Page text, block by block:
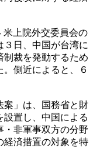
米上院外交委員会の
３日、中国が台湾に
制裁を発動するため
側近によると、６
案」は、国務省と財
置し、中国による
・非軍事双方の分野
経済措置の対象を特